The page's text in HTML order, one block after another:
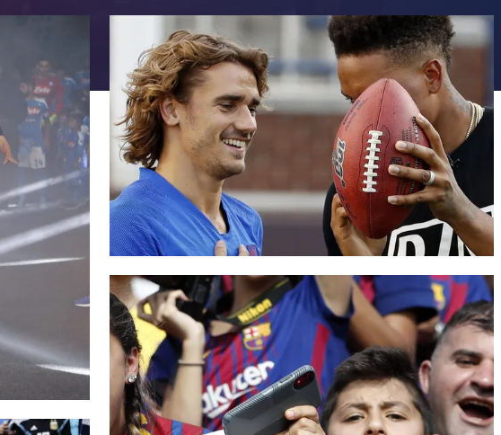
FC Barcelona club badge